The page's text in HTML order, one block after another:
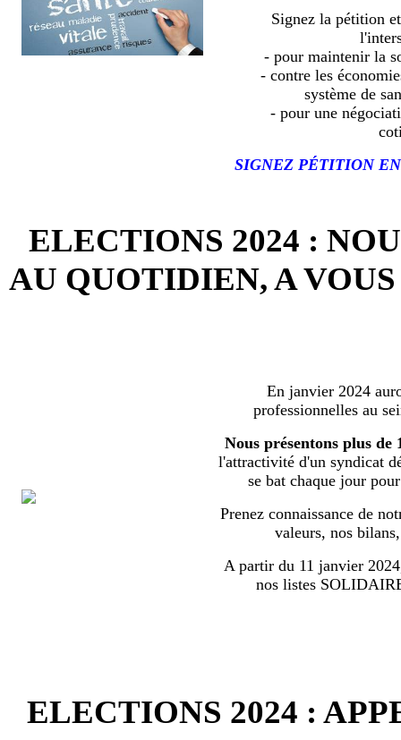
Signez la pétition
- pour maintenir la
- contre les
système de
- pour une
SIGNEZ PÉTITION
ELECTIONS 2024 :
AU QUOTIDIEN, A
En janvier 2024
professionnelles au
Nous présentons plus de
l'attractivité d'un syndicat
se bat chaque jour
Prenez connaissance de
valeurs, nos
A partir du 11 janvier
nos listes
ELECTIONS 2024 :